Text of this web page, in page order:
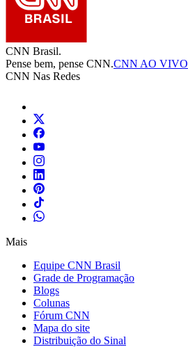
CNN Brasil.
Pense bem, pense CNN.CNN AO VIVO
CNN Nas Redes
Mais
Equipe CNN Brasil
Grade de Programação
Blogs
Colunas
Fórum CNN
Mapa do site
Distribuição do Sinal